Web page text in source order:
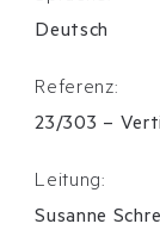
Deutsch
Referenz:
23/303 –
Leitung:
Susanne